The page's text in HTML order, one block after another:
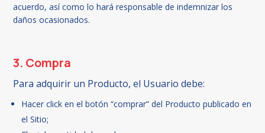
acuerdo, así como lo hará responsable de indemnizar los
daños ocasionados.
3. Compra
Para adquirir un Producto, el Usuario debe:
Hacer click en el botón “comprar” del Producto publicado en
el Sitio;